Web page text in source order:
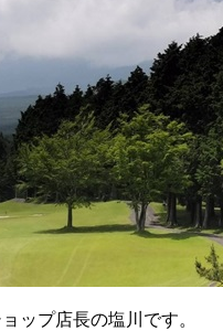
ップ店長の塩川です。